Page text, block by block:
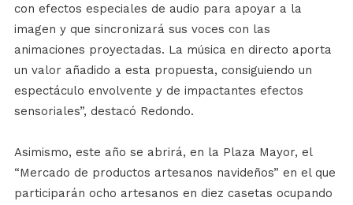
con efectos especiales de audio para apoyar a la
imagen y que sincronizará sus voces con las
animaciones proyectadas. La música en directo aporta
un valor añadido a esta propuesta, consiguiendo un
espectáculo envolvente y de impactantes efectos
sensoriales”, destacó Redondo.
Asimismo, este año se abrirá, en la Plaza Mayor, el
“Mercado de productos artesanos navideños” en el que
participarán ocho artesanos en diez casetas ocupando